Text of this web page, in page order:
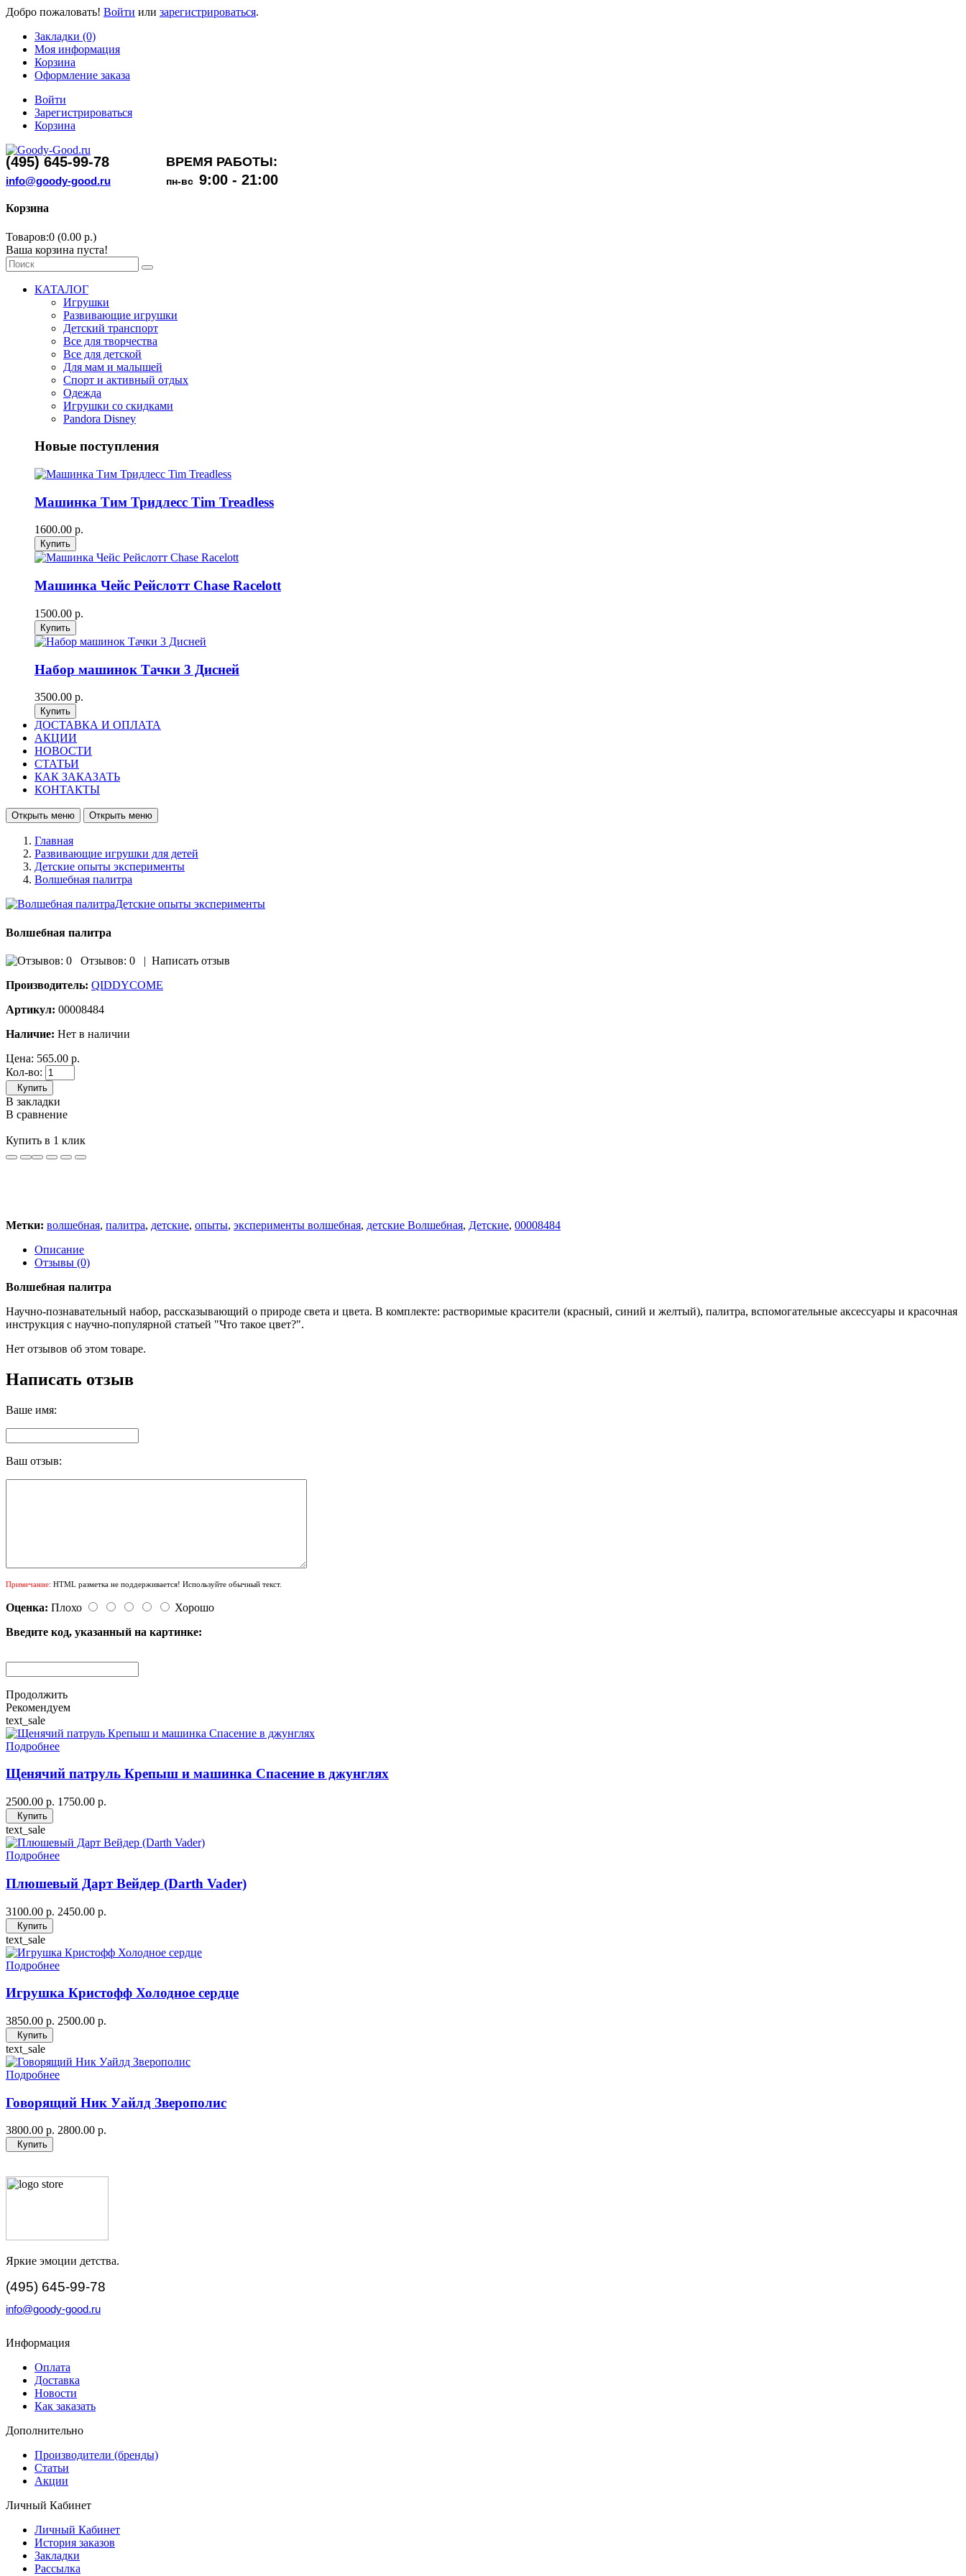
Добро пожаловать! Войти или зарегистрироваться.
Закладки (0)
Моя информация
Корзина
Оформление заказа
Войти
Зарегистрироваться
Корзина
(495) 645-99-78 ВРЕМЯ РАБОТЫ:
info@goody-good.ru пн-вс 9:00 - 21:00
Корзина
Товаров:0 (0.00 р.)
Ваша корзина пуста!
КАТАЛОГ
Игрушки
Развивающие игрушки
Детский транспорт
Все для творчества
Все для детской
Для мам и малышей
Спорт и активный отдых
Одежда
Игрушки со скидками
Pandora Disney
Новые поступления
Машинка Тим Тридлесс Tim Treadless
1600.00 р.
Машинка Чейс Рейслотт Chase Racelott
1500.00 р.
Набор машинок Тачки 3 Дисней
3500.00 р.
ДОСТАВКА И ОПЛАТА
АКЦИИ
НОВОСТИ
СТАТЬИ
КАК ЗАКАЗАТЬ
КОНТАКТЫ
Открыть меню Открыть меню
Главная
Развивающие игрушки для детей
Детские опыты эксперименты
Волшебная палитра
Волшебная палитра
Отзывов: 0 | Написать отзыв
Производитель: QIDDYCOME
Артикул: 00008484
Наличие: Нет в наличии
Цена: 565.00 р.
Кол-во:
Купить
В закладки
В сравнение
Купить в 1 клик
Метки: волшебная, палитра, детские, опыты, эксперименты волшебная, детские Волшебная, Детские, 00008484
Описание
Отзывы (0)
Волшебная палитра
Научно-познавательный набор, рассказывающий о природе света и цвета. В комплекте: растворимые красители (красный, синий и желтый), палитра, вспомогательные аксессуары и красочная
инструкция с научно-популярной статьей "Что такое цвет?".
Нет отзывов об этом товаре.
Написать отзыв
Ваше имя:
Ваш отзыв:
Примечание: HTML разметка не поддерживается! Используйте обычный текст.
Оценка: Плохо
Хорошо
Введите код, указанный на картинке:
Продолжить
Рекомендуем
text_sale
Подробнее
Щенячий патруль Крепыш и машинка Спасение в джунглях
2500.00 р. 1750.00 р.
Купить
text_sale
Подробнее
Плюшевый Дарт Вейдер (Darth Vader)
3100.00 р. 2450.00 р.
Купить
text_sale
Подробнее
Игрушка Кристофф Холодное сердце
3850.00 р. 2500.00 р.
Купить
text_sale
Подробнее
Говорящий Ник Уайлд Зверополис
3800.00 р. 2800.00 р.
Купить
Яркие эмоции детства.
(495) 645-99-78
info@goody-good.ru
Информация
Оплата
Доставка
Новости
Как заказать
Дополнительно
Производители (бренды)
Статьи
Акции
Личный Кабинет
Личный Кабинет
История заказов
Закладки
Рассылка